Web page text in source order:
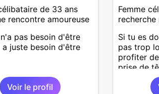
de 33 ans
rencontre amoureuse
pas besoin d'être
juste besoin d'être
Voir le profil
Femme
recherche
Si tu es
pas trop
profiter
prise de